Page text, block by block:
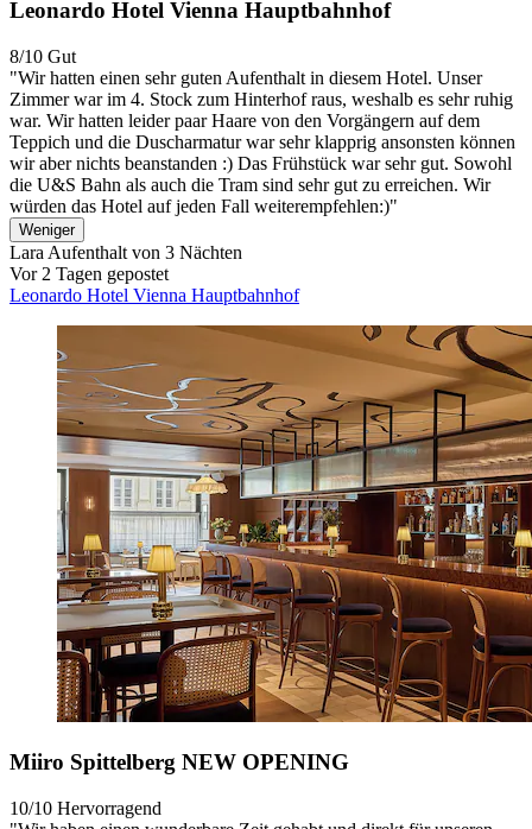
Leonardo Hotel Vienna Hauptbahnhof
8/10 Gut
"Wir hatten einen sehr guten Aufenthalt in diesem Hotel. Unser
Zimmer war im 4. Stock zum Hinterhof raus, weshalb es sehr ruhig
war. Wir hatten leider paar Haare von den Vorgängern auf dem
Teppich und die Duscharmatur war sehr klapprig ansonsten können
wir aber nichts beanstanden :) Das Frühstück war sehr gut. Sowohl
die U&S Bahn als auch die Tram sind sehr gut zu erreichen. Wir
würden das Hotel auf jeden Fall weiterempfehlen:)"
Weniger
Lara Aufenthalt von 3 Nächten
Vor 2 Tagen gepostet
Leonardo Hotel Vienna Hauptbahnhof
Miiro Spittelberg NEW OPENING
10/10 Hervorragend